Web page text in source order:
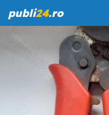
publi24.ro